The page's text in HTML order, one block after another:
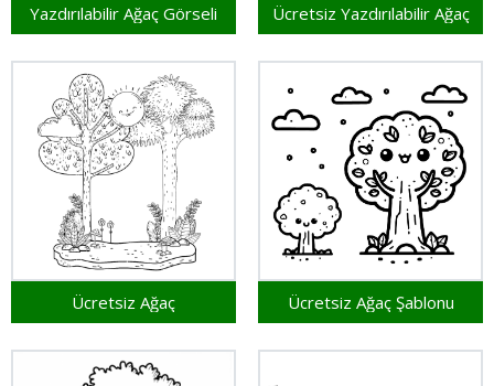
Yazdırılabilir Ağaç Görseli Ücretsiz Yazdırılabilir Ağaç
Ücretsiz Ağaç Ücretsiz Ağaç Şablonu